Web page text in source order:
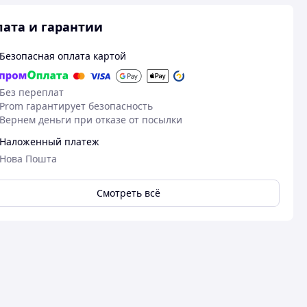
и гарантии
Безопасная оплата картой
Без переплат
Prom гарантирует безопасность
Вернем деньги при отказе от посылки
Наложенный платеж
Нова Пошта
Смотреть всё
10.06.2026
Микола Л. Михайло Д.